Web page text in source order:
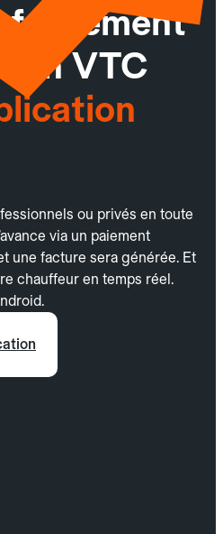
facilement
un VTC
ou privés en toute
via un paiement
une facture sera générée. Et
chauffeur en temps réel.